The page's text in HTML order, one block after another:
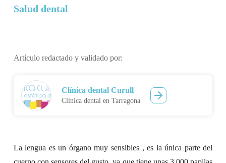
Salud dental
Artículo redactado y validado por:
Clínica dental Curull
Clínica dental en Tarragona
La lengua es un órgano muy sensibles , es la única parte del